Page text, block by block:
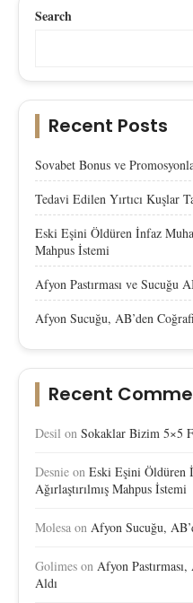
Search
Recent Posts
Sovabet Bonus ve
Tedavi Edilen Yırtıcı Kuşlar
Eski Eşini Öldüren İnfaz
Mahpus İstemi
Afyon Pastırması ve Sucuğu
Afyon Sucuğu, AB’den
Recent
Desil on Sokaklar Bizim 5×5
Desnie on Eski Eşini Öldüren
Ağırlaştırılmış Mahpus İstemi
Molesa on Afyon Sucuğu,
Golimes on Afyon
Aldı